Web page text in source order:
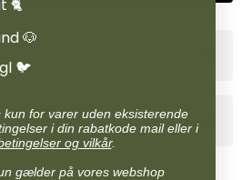
🐈
🐶
🐦
kun for varer uden eksisterende
i din rabatkode mail eller i
og vilkår.
gælder på vores webshop